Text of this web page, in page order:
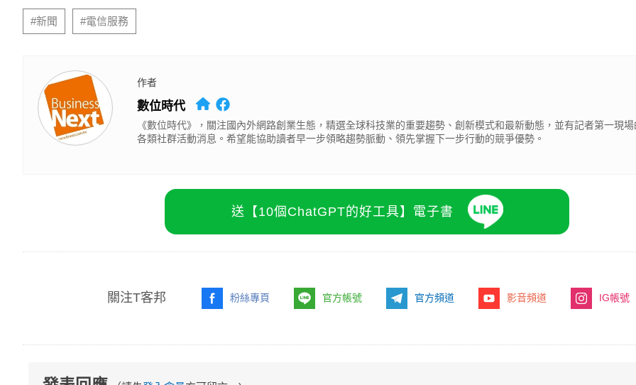
#新聞 #電信服務
作者
數位時代
《數位時代》，關注國內外網路創業生態，精選全球科技業的重要趨勢、創新模式和最新動態，並有記者第一現
各類社群活動消息。希望能協助讀者早一步領略趨勢脈動、領先掌握下一步行動的競爭優勢。
送【10個ChatGPT的好工具】電子書
關注T客邦 粉絲專頁 官方帳號 官方頻道 影音頻道 IG帳號